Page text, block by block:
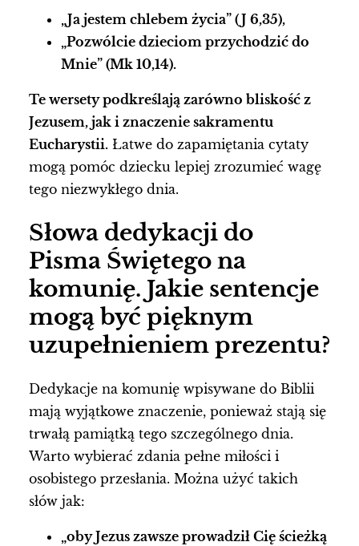
„Ja jestem chlebem życia” (J 6,35),
„Pozwólcie dzieciom przychodzić do
Mnie” (Mk 10,14).
Te wersety podkreślają zarówno bliskość z
Jezusem, jak i znaczenie sakramentu
Eucharystii. Łatwe do zapamiętania cytaty
mogą pomóc dziecku lepiej zrozumieć wagę
tego niezwykłego dnia.
Słowa dedykacji do
Pisma Świętego na
komunię. Jakie sentencje
mogą być pięknym
uzupełnieniem prezentu?
Dedykacje na komunię wpisywane do Biblii
mają wyjątkowe znaczenie, ponieważ stają się
trwałą pamiątką tego szczególnego dnia.
Warto wybierać zdania pełne miłości i
osobistego przesłania. Można użyć takich
słów jak:
„oby Jezus zawsze prowadził Cię ścieżką